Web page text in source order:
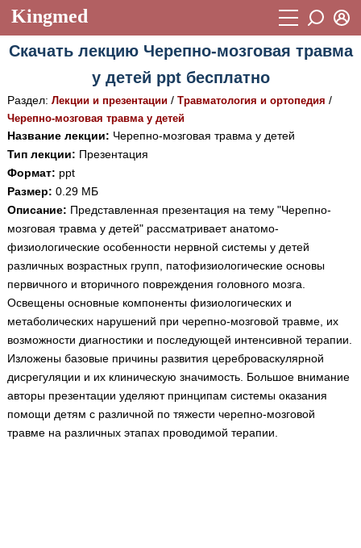
Kingmed
Учебный материал
Видеогалерея 899
Фотогалерея (1906)
Истории болезней 1268
Лекции и презентации
Аккредитационные тесты (6)
Методические рекомендации 1050
Научно-популярное
Статьи
Новости (244)
Медицинская стандартизация
Нормативы экстренной и неотложной помощи
Нормы лабораторных и инструментальных
Пароль
Восстановить пароль
Регистрация
Вход
Скачать лекцию Черепно-мозговая травма
у детей ppt бесплатно
Раздел: Лекции и презентации/ Травматология и ортопедия /
Черепно-мозговая травма у детей
Название лекции: Черепно-мозговая травма у детей
Тип лекции: Презентация
Формат: ppt
Размер: 0.29 МБ
Описание: Представленная презентация на тему "Черепно-
мозговая травма у детей" рассматривает анатомо-
физиологические особенности нервной системы у детей
различных возрастных групп, патофизиологические основы
первичного и вторичного повреждения головного мозга.
Освещены основные компоненты физиологических и
метаболических нарушений при черепно-мозговой травме, их
возможности диагностики и последующей интенсивной терапии.
Изложены базовые причины развития цереброваскулярной
дисрегуляции и их клиническую значимость. Большое внимание
авторы презентации уделяют принципам системы оказания
помощи детям с различной по тяжести черепно-мозговой
травме на различных этапах проводимой терапии.